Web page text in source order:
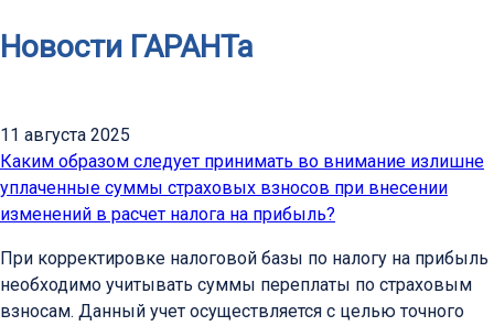
Новости ГАРАНТа
11 августа 2025
Каким образом следует принимать во внимание излишне
уплаченные суммы страховых взносов при внесении
изменений в расчет налога на прибыль?
При корректировке налоговой базы по налогу на прибыль
необходимо учитывать суммы переплаты по страховым
взносам. Данный учет осуществляется с целью точного